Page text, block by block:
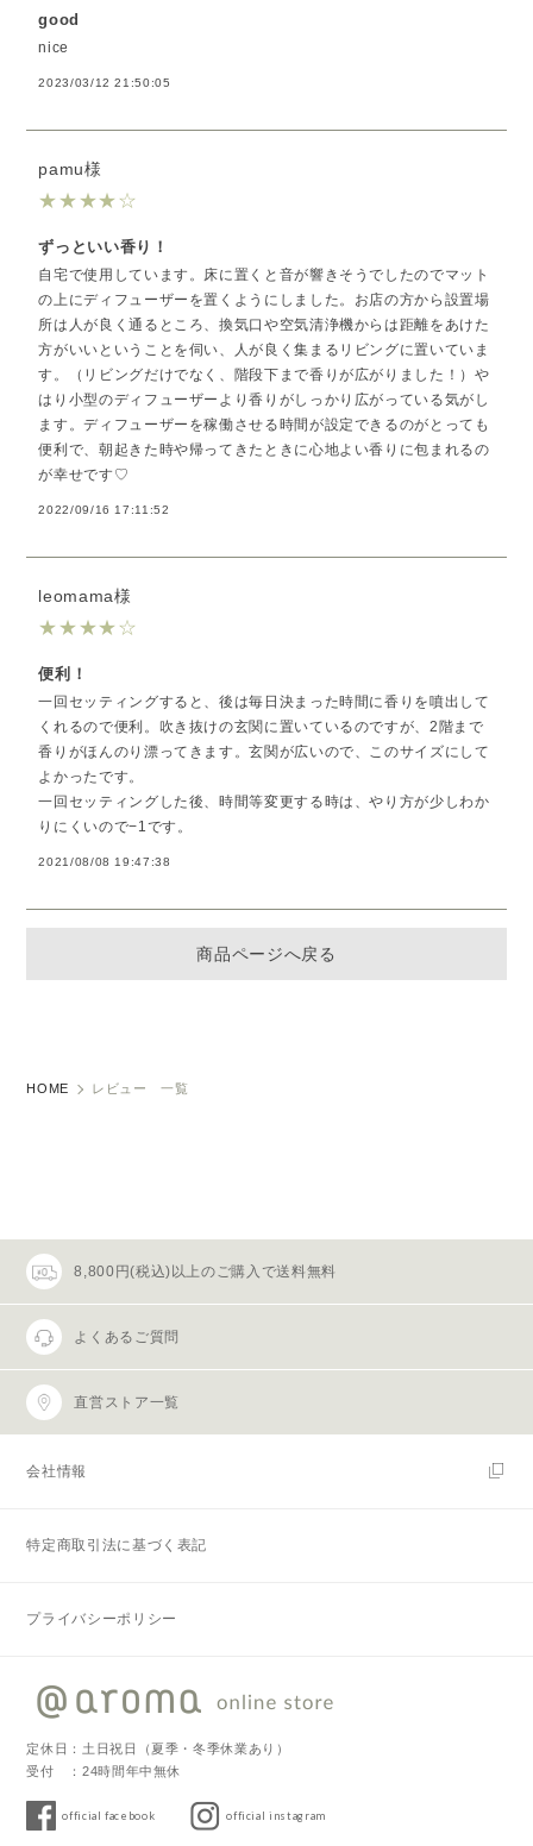
good
nice
2023/03/12 21:50:05
pamu様
★★★★☆
ずっといい香り！
自宅で使用しています。床に置くと音が響きそうでしたのでマット
の上にディフューザーを置くようにしました。お店の方から設置場
所は人が良く通るところ、換気口や空気清浄機からは距離をあけた
方がいいということを伺い、人が良く集まるリビングに置いていま
す。（リビングだけでなく、階段下まで香りが広がりました！）や
はり小型のディフューザーより香りがしっかり広がっている気がし
ます。ディフューザーを稼働させる時間が設定できるのがとっても
便利で、朝起きた時や帰ってきたときに心地よい香りに包まれるの
が幸せです♡
2022/09/16 17:11:52
leomama様
★★★★☆
便利！
一回セッティングすると、後は毎日決まった時間に香りを噴出して
くれるので便利。吹き抜けの玄関に置いているのですが、2階まで
香りがほんのり漂ってきます。玄関が広いので、このサイズにして
よかったです。
一回セッティングした後、時間等変更する時は、やり方が少しわか
りにくいので−1です。
2021/08/08 19:47:38
商品ページへ戻る
HOME レビュー 一覧
8,800円(税込)以上のご購入で送料無料
よくあるご質問
直営ストア一覧
会社情報
特定商取引法に基づく表記
プライバシーポリシー
定休日：土日祝日（夏季・冬季休業あり）
受付 ：24時間年中無休
official facebook official instagram